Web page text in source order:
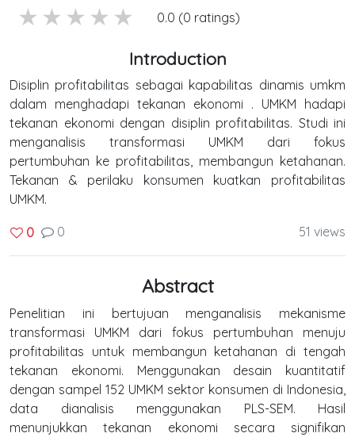
1 stars
2 stars
3 stars
4 stars
5 stars 0.0 (0 ratings)
Introduction
Disiplin profitabilitas sebagai kapabilitas dinamis umkm
dalam menghadapi tekanan ekonomi . UMKM hadapi
tekanan ekonomi dengan disiplin profitabilitas. Studi ini
menganalisis transformasi UMKM dari fokus
pertumbuhan ke profitabilitas, membangun ketahanan.
Tekanan & perilaku konsumen kuatkan profitabilitas
UMKM.
0 0 51 views
Abstract
Penelitian ini bertujuan menganalisis mekanisme
transformasi UMKM dari fokus pertumbuhan menuju
profitabilitas untuk membangun ketahanan di tengah
tekanan ekonomi. Menggunakan desain kuantitatif
dengan sampel 152 UMKM sektor konsumen di Indonesia,
data dianalisis menggunakan PLS-SEM. Hasil
menunjukkan tekanan ekonomi secara signifikan